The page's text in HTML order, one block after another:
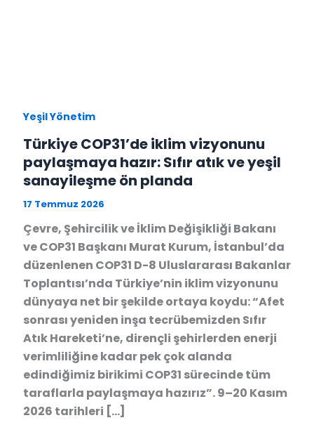
Yeşil Yönetim
Türkiye COP31’de iklim vizyonunu
paylaşmaya hazır: Sıfır atık ve yeşil
sanayileşme ön planda
17 Temmuz 2026
Çevre, Şehircilik ve İklim Değişikliği Bakanı
ve COP31 Başkanı Murat Kurum, İstanbul’da
düzenlenen COP31 D-8 Uluslararası Bakanlar
Toplantısı’nda Türkiye’nin iklim vizyonunu
dünyaya net bir şekilde ortaya koydu: “Afet
sonrası yeniden inşa tecrübemizden Sıfır
Atık Hareketi’ne, dirençli şehirlerden enerji
verimliliğine kadar pek çok alanda
edindiğimiz birikimi COP31 sürecinde tüm
taraflarla paylaşmaya hazırız”. 9–20 Kasım
2026 tarihleri […]